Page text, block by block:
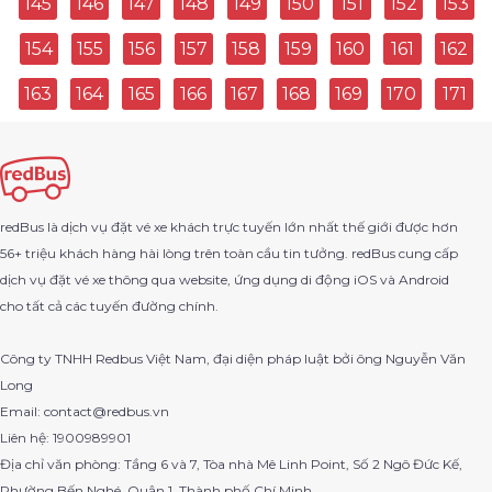
Đại Lộc Đi Núi Thành
Cái Bè Đi Bình Minh
Ea H'leo Đi Nam Đông
Bến Xe Phan Thiết Đi Cam Lâm
Hoài Nhơn Đi Quận 12
Cái Nước Đi Sài Gòn
Tây Sơn Đi Hàm Tân
145 146 147 148 149 150 151 152 153
154 155 156 157 158 159 160 161 162
163 164 165 166 167 168 169 170 171
redBus là dịch vụ đặt vé xe khách trực tuyến lớn nhất thế giới được hơn
56+ triệu khách hàng hài lòng trên toàn cầu tin tưởng. redBus cung cấp
dịch vụ đặt vé xe thông qua website, ứng dụng di động iOS và Android
cho tất cả các tuyến đường chính.
Công ty TNHH Redbus Việt Nam, đại diện pháp luật bởi ông Nguyễn Văn
Long
Email: contact@redbus.vn
Liên hệ: 1900989901
Địa chỉ văn phòng: Tầng 6 và 7, Tòa nhà Mê Linh Point, Số 2 Ngô Đức Kế,